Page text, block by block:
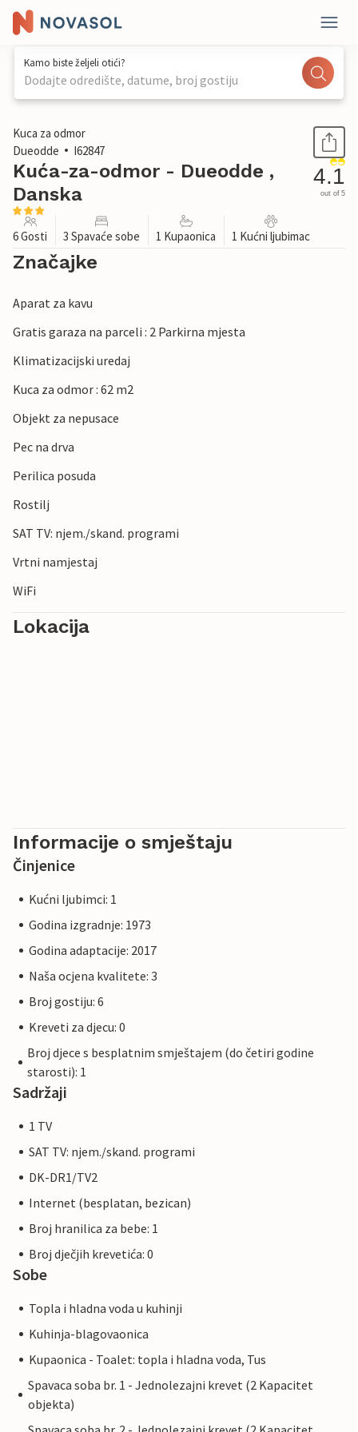
Kamo biste željeli otići?
Dodajte odredište, datume, broj gostiju
1 / 21
Kuca za odmor
Dueodde
I62847
Kuća-za-odmor - Dueodde ,
Danska
4.1
out of 5
6 Gosti 3 Spavaće sobe 1 Kupaonica 1 Kućni ljubimac
Značajke
Aparat za kavu
Gratis garaza na parceli : 2 Parkirna mjesta
Klimatizacijski uredaj
Kuca za odmor : 62 m2
Objekt za nepusace
Pec na drva
Perilica posuda
Rostilj
SAT TV: njem./skand. programi
Vrtni namjestaj
WiFi
Lokacija
Informacije o smještaju
Činjenice
Kućni ljubimci: 1
Godina izgradnje: 1973
Godina adaptacije: 2017
Naša ocjena kvalitete: 3
Broj gostiju: 6
Kreveti za djecu: 0
Broj djece s besplatnim smještajem (do četiri godine
starosti): 1
Sadržaji
1 TV
SAT TV: njem./skand. programi
DK-DR1/TV2
Internet (besplatan, bezican)
Broj hranilica za bebe: 1
Broj dječjih krevetića: 0
Sobe
Topla i hladna voda u kuhinji
Kuhinja-blagovaonica
Kupaonica - Toalet: topla i hladna voda, Tus
Spavaca soba br. 1 - Jednolezajni krevet (2 Kapacitet
objekta)